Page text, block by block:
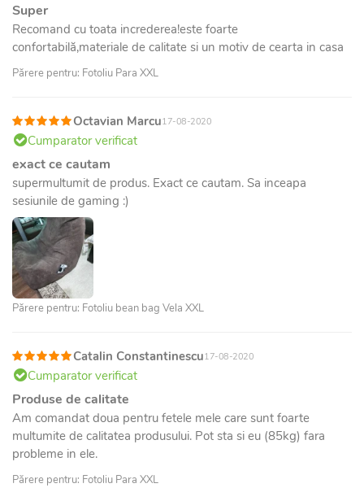
Super
Recomand cu toata increderea!este foarte
confortabilă,materiale de calitate si un motiv de cearta in casa
Părere pentru: Fotoliu Para XXL
Octavian Marcu17-08-2020
Cumparator verificat
exact ce cautam
supermultumit de produs. Exact ce cautam. Sa inceapa
sesiunile de gaming :)
Părere pentru: Fotoliu bean bag Vela XXL
Catalin Constantinescu17-08-2020
Cumparator verificat
Produse de calitate
Am comandat doua pentru fetele mele care sunt foarte
multumite de calitatea produsului. Pot sta si eu (85kg) fara
probleme in ele.
Părere pentru: Fotoliu Para XXL